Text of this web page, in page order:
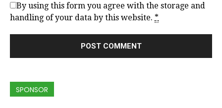
By using this form you agree with the storage and
handling of your data by this website. *
SPONSOR